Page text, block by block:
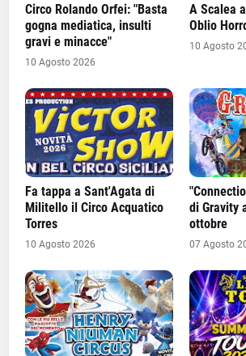
Circo Rolando Orfei: "Basta
gogna mediatica, insulti
gravi e minacce"
10 Agosto 2026
A Scalea
Oblio
10 Agosto
Fa tappa a Sant'Agata di
Militello il Circo Acquatico
Torres
10 Agosto 2026
di Gravity
ottobre
07 Agosto